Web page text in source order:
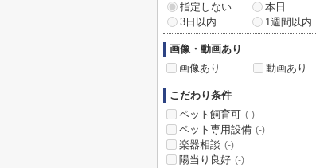
指定しない
本日
3日以内
1週間以内
画像・動画あり
画像あり
動画あり
こだわり条件
ペット飼育可 (-)
ペット専用設備 (-)
楽器相談 (-)
陽当り良好 (-)